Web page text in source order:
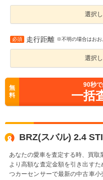
選択
必須 走行距離 ※不明の場合はおお
選択
無
料
90秒
一括
BRZ(スバル) 2.4
あなたの愛車を査定する時、買取
より高額な査定金額を引き出す
つカーセンサーで最新の中古車